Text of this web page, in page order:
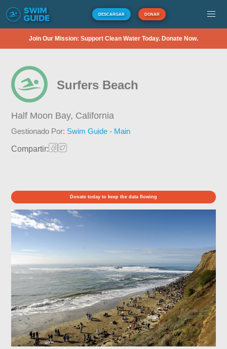
DESCARGAR DONAR
Join Our Mission: Support Clean Water Today. Donate Now.
Surfers Beach
Half Moon Bay, California
Gestionado Por: Swim Guide - Main
Compartir:
Donate today to keep the data flowing